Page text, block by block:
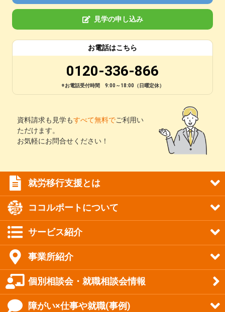
見学の申し込み
お電話はこちら
0120-336-866
※お電話受付時間 9:00～18:00（日曜定休）
資料請求も見学もすべて無料でご利用い
ただけます。
お気軽にお問合せください！
就労移行支援とは
ココルポートについて
サービス紹介
事業所紹介
個別相談会・就職相談会情報
障がい×仕事や就職(事例)